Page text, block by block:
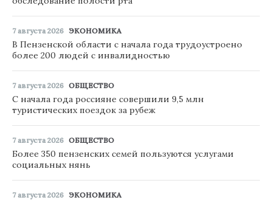
7 августа 2026 ЭКОНОМИКА
В Пензенской области с начала года трудоустроено
более 200 людей с инвалидностью
7 августа 2026 ОБЩЕСТВО
С начала года россияне совершили 9,5 млн
туристических поездок за рубеж
7 августа 2026 ОБЩЕСТВО
Более 350 пензенских семей пользуются услугами
социальных нянь
7 августа 2026 ЭКОНОМИКА